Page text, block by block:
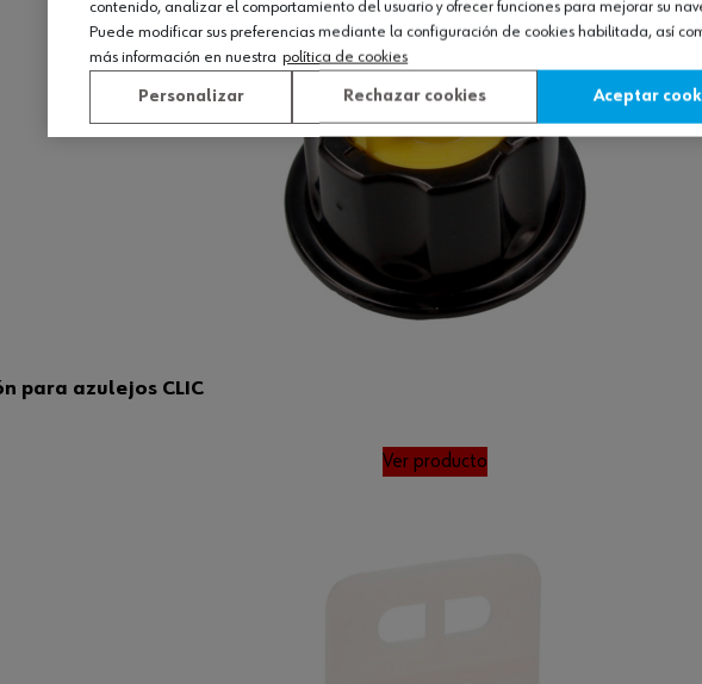
para azulejos CLIC
Ver producto
contenido, analizar el comportamiento del usuario y ofrecer funciones para mejorar su
Puede modificar sus preferencias mediante la configuración de cookies habilitada, así
más información en nuestra política de cookies
Personalizar Rechazar cookies Aceptar